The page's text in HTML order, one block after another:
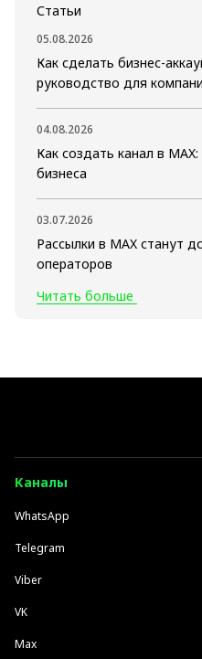
Статьи
05.08.2026
Как сделать бизнес-
руководство для
04.08.2026
Как создать канал в
бизнеса
03.07.2026
Рассылки в MAX станут
операторов
Читать больше
Каналы
WhatsApp
Telegram
Viber
VK
Max